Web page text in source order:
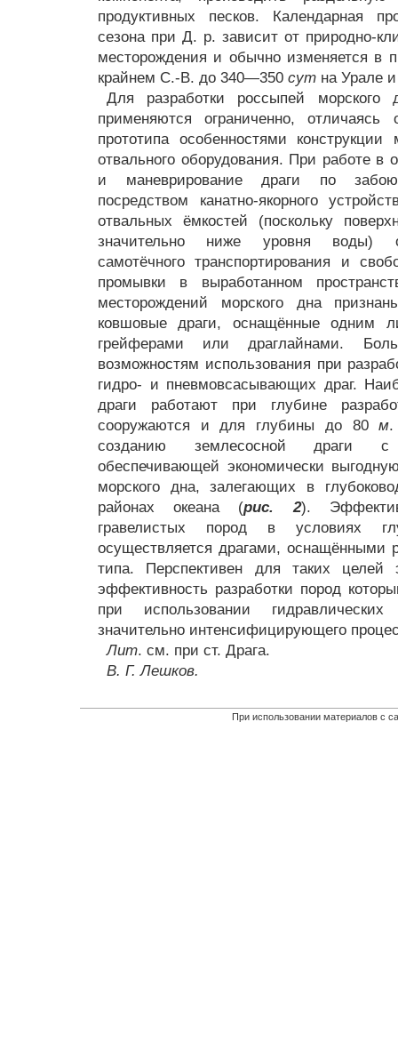
продуктивных песков. Календарная
сезона при Д. р. зависит от природно-
месторождения и обычно изменяется в
крайнем С.-В. до 340—350 сут на Урале
Для разработки россыпей морского
применяются ограниченно, отличаясь
прототипа особенностями конструкции
отвального оборудования. При работе в
и маневрирование драги по
посредством канатно-якорного
отвальных ёмкостей (поскольку
значительно ниже уровня воды)
самотёчного транспортирования и
промывки в выработанном
месторождений морского дна
ковшовые драги, оснащённые одним
грейферами или драглайнами.
возможностям использования при
гидро- и пневмовсасывающих драг.
драги работают при глубине
сооружаются и для глубины до 80м.
созданию землесосной драги с
обеспечивающей экономически
морского дна, залегающих в
районах океана (рис. 2).
гравелистых пород в условиях
осуществляется драгами, оснащёнными
типа. Перспективен для таких целей
эффективность разработки пород
при использовании
значительно интенсифицирующего
Лит. см. при ст. Драга.
В. Г. Лешков.
При использовании материалов с